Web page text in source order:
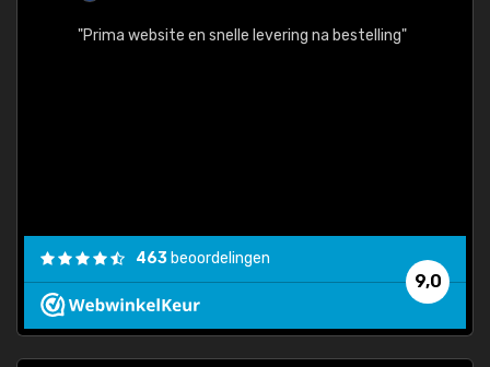
"Prima website en snelle levering na bestelling"
9,0
463 beoordelingen